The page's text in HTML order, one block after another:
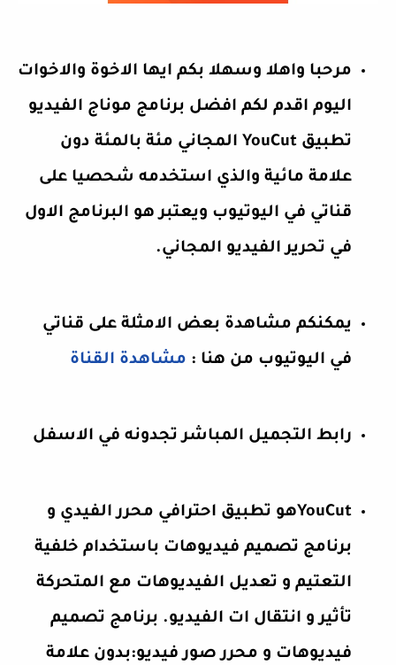
مرحبا واهلا وسهلا بكم ايها الاخوة والاخوات
اليوم اقدم لكم افضل برنامج موناج الفيديو
تطبيق YouCut المجاني مئة بالمئة دون
علامة مائية والذي استخدمه شحصيا على
قناتي في اليوتيوب ويعتبر هو البرنامج الاول
في تحرير الفيديو المجاني.
يمكنكم مشاهدة بعض الامثلة على قناتي
في اليوتيوب من هنا : مشاهدة القناة
رابط التجميل المباشر تجدونه في الاسفل
YouCutهو تطبيق احترافي محرر الفيدي و
برنامج تصميم فيديوهات باستخدام خلفية
التعتيم و تعديل الفيديوهات مع المتحركة
تأثير و انتقال ات الفيديو. برنامج تصميم
فيديوهات و محرر صور فيديو:بدون علامة